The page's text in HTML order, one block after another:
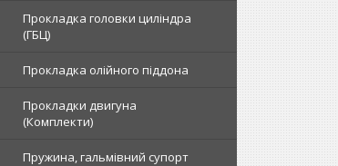
Прокладка головки циліндра
(ГБЦ)
Прокладка олійного піддона
Прокладки двигуна
(Комплекти)
Пружина, гальмівний супорт